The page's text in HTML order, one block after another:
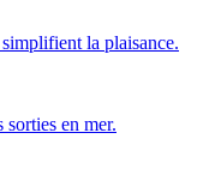
la plaisance.
sorties en mer.